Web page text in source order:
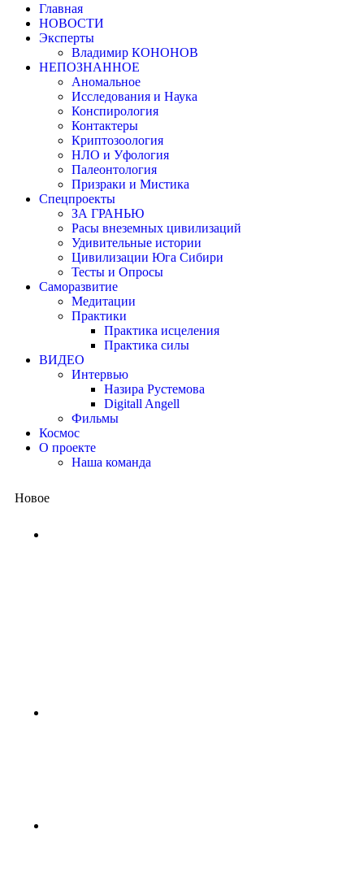
Главная
НОВОСТИ
Эксперты
Владимир КОНОНОВ
НЕПОЗНАННОЕ
Аномальное
Исследования и Наука
Конспирология
Контактеры
Криптозоология
НЛО и Уфология
Палеонтология
Призраки и Мистика
Спецпроекты
ЗА ГРАНЬЮ
Расы внеземных цивилизаций
Удивительные истории
Цивилизации Юга Сибири
Тесты и Опросы
Саморазвитие
Медитации
Практики
Практика исцеления
Практика силы
ВИДЕО
Интервью
Назира Рустемова
Digitall Angell
Фильмы
Космос
О проекте
Наша команда
Новое